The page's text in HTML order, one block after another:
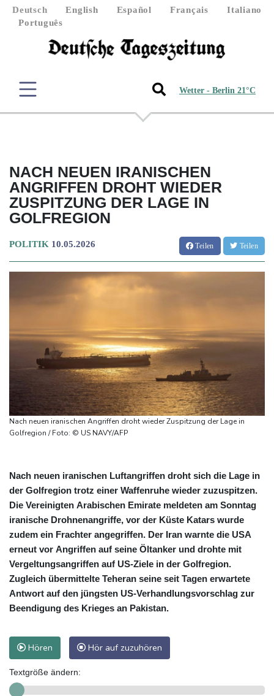
Deutsch English Español Français
Italiano
Português
Wetter - Berlin 21°C
NACH NEUEN IRANISCHEN
ANGRIFFEN DROHT WIEDER
ZUSPITZUNG DER LAGE IN
GOLFREGION
POLITIK 10.05.2026 Teilen Teilen
Nach neuen iranischen Angriffen droht wieder Zuspitzung der Lage in
Golfregion / Foto: © US NAVY/AFP
Nach neuen iranischen Luftangriffen droht sich die Lage in
der Golfregion trotz einer Waffenruhe wieder zuzuspitzen.
Die Vereinigten Arabischen Emirate meldeten am Sonntag
iranische Drohnenangriffe, vor der Küste Katars wurde
zudem ein Frachter angegriffen. Der Iran warnte die USA
erneut vor Angriffen auf seine Öltanker und drohte mit
Vergeltungsangriffen auf US-Ziele in der Golfregion.
Zugleich übermittelte Teheran seine seit Tagen erwartete
Antwort auf den jüngsten US-Verhandlungsvorschlag zur
Beendigung des Krieges an Pakistan.
Hören Hör auf zuzuhören
Textgröße ändern: